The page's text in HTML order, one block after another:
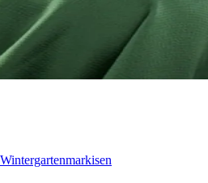
Wintergartenmarkisen